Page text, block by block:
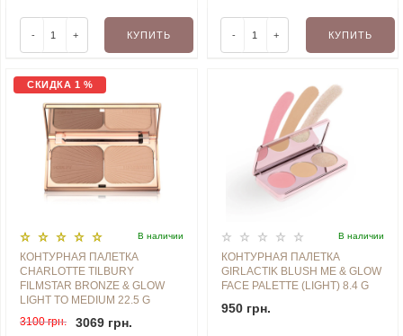
- + КУПИТЬ - + КУПИТЬ
СКИДКА 1 %
В наличии
КОНТУРНАЯ ПАЛЕТКА
CHARLOTTE TILBURY
FILMSTAR BRONZE & GLOW
LIGHT TO MEDIUM ​​​​​​​22.5 G
3100 грн.
3069 грн.
В наличии
КОНТУРНАЯ ПАЛЕТКА
GIRLACTIK BLUSH ME & GLOW
FACE PALETTE (LIGHT) 8.4 G
950 грн.